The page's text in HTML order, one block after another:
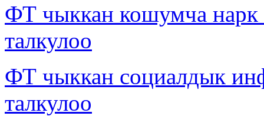
ФТ чыккан кошумча
талкулоо
ФТ чыккан социалдык
талкулоо